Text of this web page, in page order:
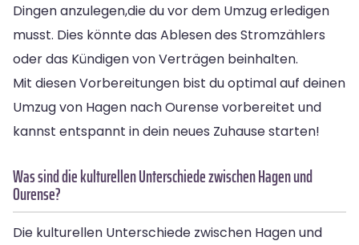
Dingen anzulegen,die du vor dem Umzug erledigen
musst. Dies könnte das Ablesen des Stromzählers
oder das Kündigen von Verträgen beinhalten.
Mit diesen Vorbereitungen bist du optimal auf deinen
Umzug von Hagen nach Ourense vorbereitet und
kannst entspannt in dein neues Zuhause starten!
Was sind die kulturellen Unterschiede zwischen Hagen und
Ourense?
Die kulturellen Unterschiede zwischen Hagen und